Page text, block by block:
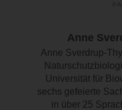
©
Anne
Anne Sverdrup-
Universität für
sechs gefeierte
in über 25